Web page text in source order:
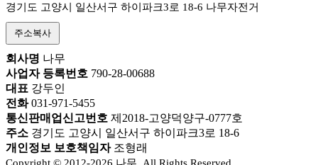
경기도 고양시 일산서구 하이파크3로 18-6 나무자전거
주소복사
회사명 나무
사업자 등록번호 790-28-00688
대표 강두인
전화031-971-5455
통신판매업신고번호 제2018-고양덕양구-0777호
주소 경기도 고양시 일산서구 하이파크3로 18-6
개인정보 보호책임자조형래